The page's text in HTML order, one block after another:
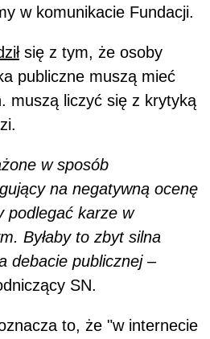
w komunikacie Fundacji.
się z tym, że osoby
publiczne muszą mieć
muszą liczyć się z krytyką
w sposób
na negatywną ocenę
podlegać karze w
Byłaby to zbyt silna
debacie publicznej–
SN.
to, że "w internecie